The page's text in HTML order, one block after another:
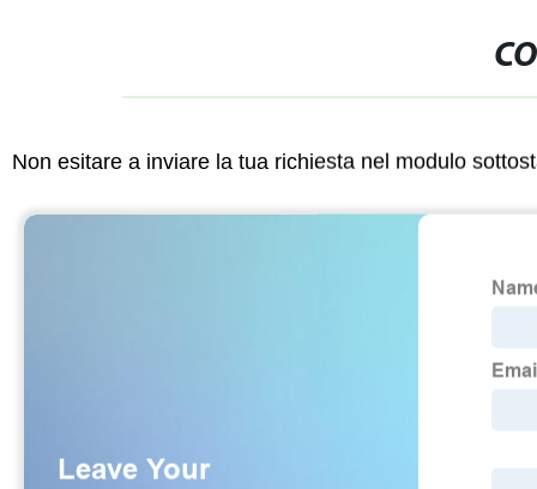
Non esitare a inviare la tua richiesta nel modulo